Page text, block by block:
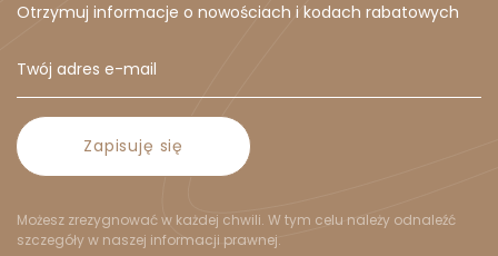
Otrzymuj informacje o nowościach i kodach rabatowych
Zapisuję się
Możesz zrezygnować w każdej chwili. W tym celu należy odnaleźć
szczegóły w naszej informacji prawnej.